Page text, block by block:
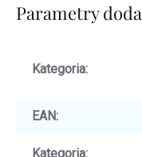
Parametry
Kategoria:
EAN:
Kategoria: